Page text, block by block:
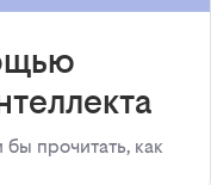
прочитать, как